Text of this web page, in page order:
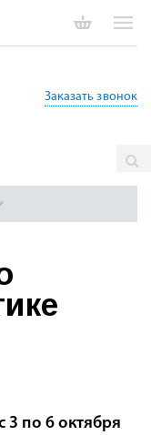
3 по 6 октября
Заказать звонок